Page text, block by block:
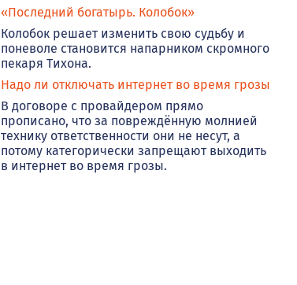
«Последний богатырь. Колобок»
Колобок решает изменить свою судьбу и
поневоле становится напарником скромного
пекаря Тихона.
Надо ли отключать интернет во время грозы
В договоре с провайдером прямо
прописано, что за повреждённую молнией
технику ответственности они не несут, а
потому категорически запрещают выходить
в интернет во время грозы.